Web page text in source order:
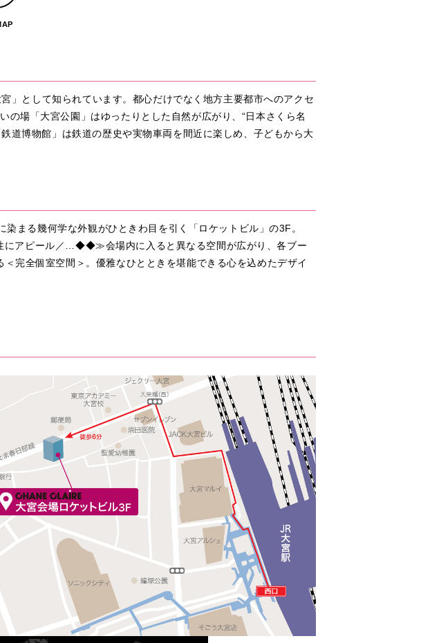
」として知られています。都心だけでなく地方主要都市へのアクセ
場「大宮公園」はゆったりとした自然が広がり、“日本さくら名
道博物館」は鉄道の歴史や実物車両を間近に楽しめ、子どもから大
まる幾何学な外観がひときわ目を引く「ロケットビル」の3F。
ピール／…◆◆≫会場内に入ると異なる空間が広がり、各ブー
完全個室空間＞。優雅なひとときを堪能できる心を込めたデザイ